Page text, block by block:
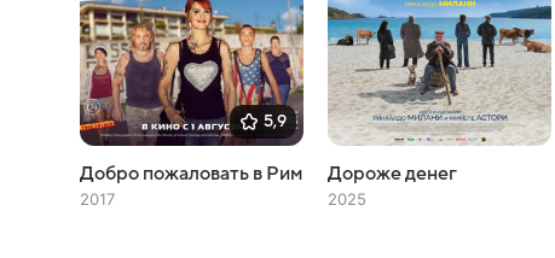
5,9
Добро пожаловать в Рим
2017
Дороже денег
2025